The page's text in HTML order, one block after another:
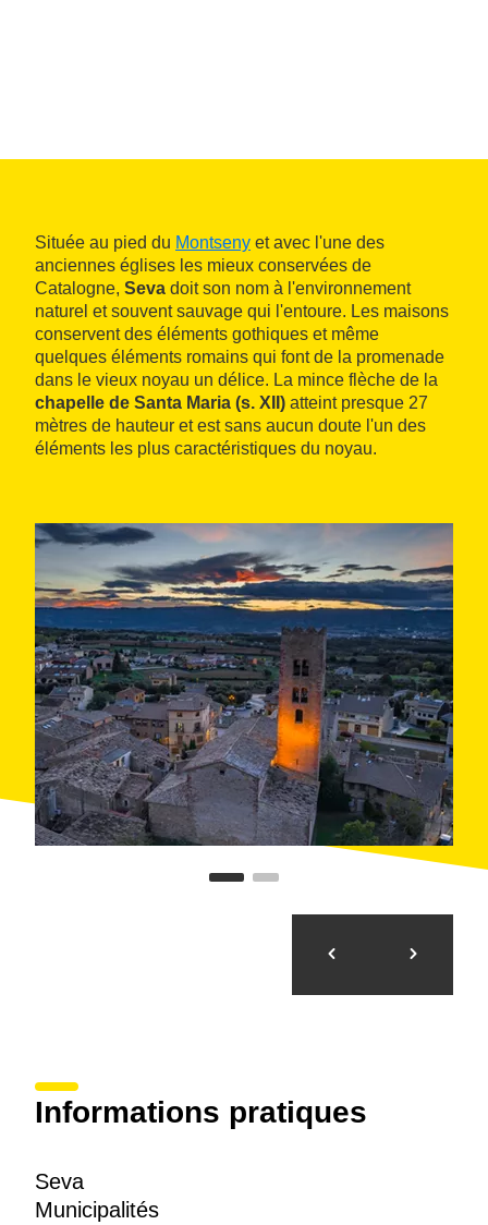
Située au pied du Montseny et avec l'une des
anciennes églises les mieux conservées de
Catalogne, Seva doit son nom à l'environnement
naturel et souvent sauvage qui l'entoure. Les maisons
conservent des éléments gothiques et même
quelques éléments romains qui font de la promenade
dans le vieux noyau un délice. La mince flèche de la
chapelle de Santa Maria (s. XII) atteint presque 27
mètres de hauteur et est sans aucun doute l'un des
éléments les plus caractéristiques du noyau.
Informations pratiques
Seva
Municipalités